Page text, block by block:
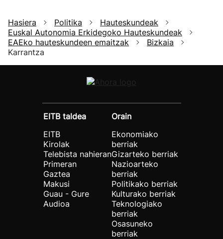
Hasiera Politika
Hauteskundeak
Euskal Autonomia Erkidegoko Hauteskundeak
EAEko hauteskundeen emaitzak
Bizkaia
Karrantza
EITB taldea
EITB
Kirolak
Telebista nahieran
Primeran
Gaztea
Makusi
Guau - Gure
Audioa
Orain
Ekonomiako
berriak
Gizarteko berriak
Nazioarteko
berriak
Politikako berriak
Kulturako berriak
Teknologiako
berriak
Osasuneko
berriak